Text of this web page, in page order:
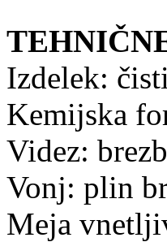
Izdelek:
Kemijska
Videz:
Vonj: plin
Meja